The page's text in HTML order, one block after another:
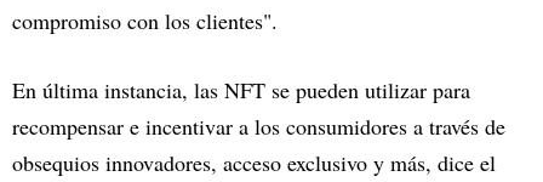
compromiso con los clientes".
En última instancia, las NFT se pueden utilizar para
recompensar e incentivar a los consumidores a través de
obsequios innovadores, acceso exclusivo y más, dice el